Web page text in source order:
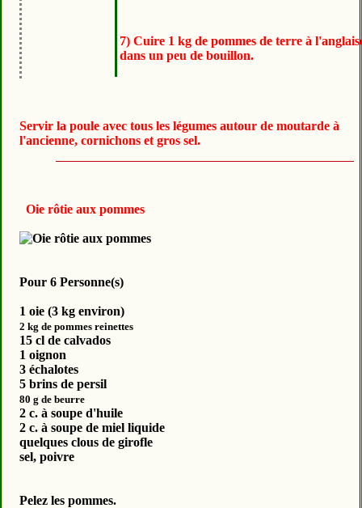
7) Cuire 1 kg de pommes de terre à
dans un peu de bouillon.
Servir la poule avec tous les légumes autour de moutarde à
l'ancienne, cornichons et gros sel.
Oie rôtie aux pommes
Pour 6 Personne(s)
1 oie (3 kg environ)
2 kg de pommes reinettes
15 cl de calvados
1 oignon
3 échalotes
5 brins de persil
80 g de beurre
2 c. à soupe d'huile
2 c. à soupe de miel liquide
quelques clous de girofle
sel, poivre
Pelez les pommes.